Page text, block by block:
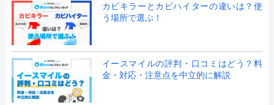
カビキラーとカビハイターの違いは？使
う場所で選ぶ！
イースマイルの評判・口コミはどう？料
金・対応・注意点を中立的に解説